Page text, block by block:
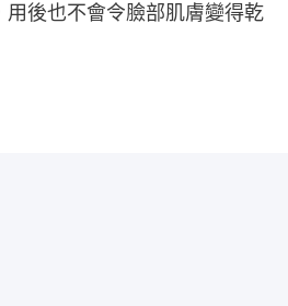
用後也不會令臉部肌膚變得乾